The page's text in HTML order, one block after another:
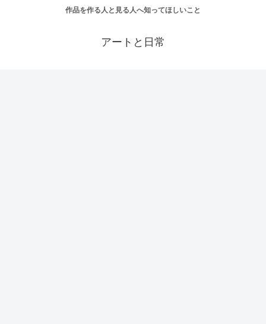
作品を作る人と見る人へ知ってほしいこと
アートと日常